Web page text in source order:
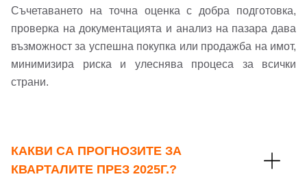
Съчетаването на точна оценка с добра подготовка,
проверка на документацията и анализ на пазара дава
възможност за успешна покупка или продажба на имот,
минимизира риска и улеснява процеса за всички
страни.
КАКВИ СА ПРОГНОЗИТЕ ЗА
КВАРТАЛИТЕ ПРЕЗ 2025Г.?